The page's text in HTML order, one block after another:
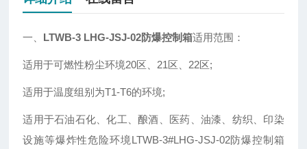
一、 LTWB-3 LHG-JSJ-02防爆控制箱适用范围：
适用于可燃性粉尘环境20区、21区、22区;
适用于温度组别为T1-T6的环境;
适用于石油石化、化工、酿酒、医药、油漆、纺织、印染
设施等爆炸性危险环境LTWB-3#LHG-JSJ-02防爆控制箱